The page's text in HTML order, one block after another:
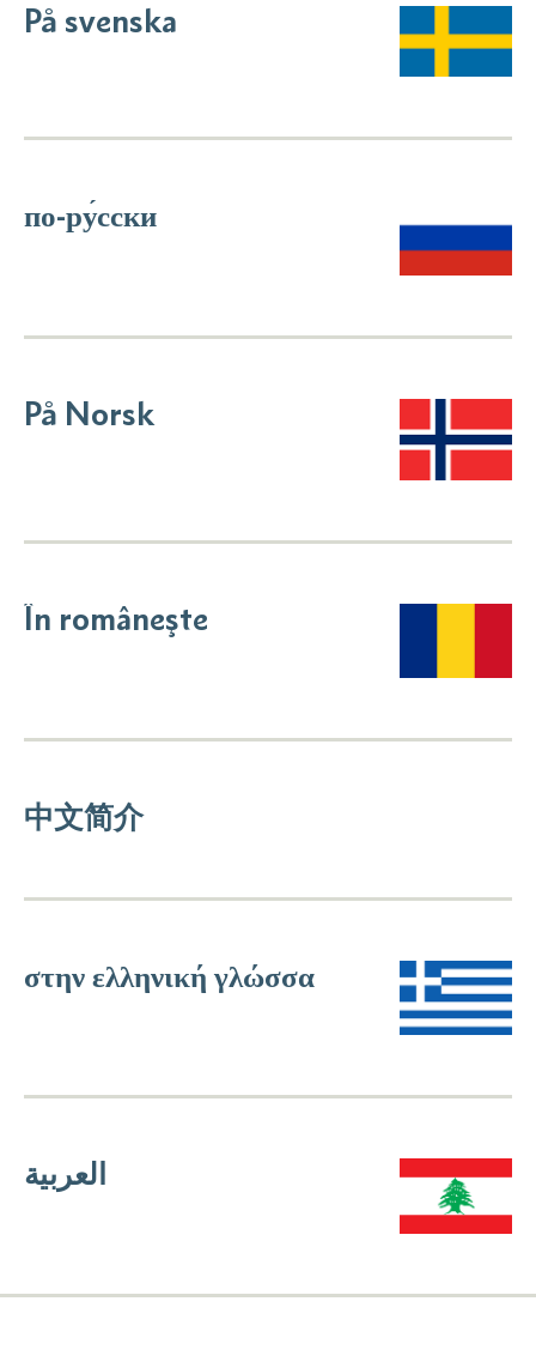
På svenska
по-ру́сски
På Norsk
În româneşte
中文简介
στην ελληνική γλώσσα
العربية